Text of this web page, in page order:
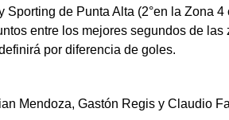
Sporting de Punta Alta (2°en la Zona
entre los mejores segundos de las
por diferencia de goles.
Mendoza, Gastón Regis y Claudio